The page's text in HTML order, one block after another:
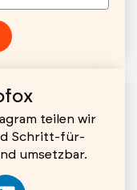
teilen wir
Schritt-für-
umsetzbar.